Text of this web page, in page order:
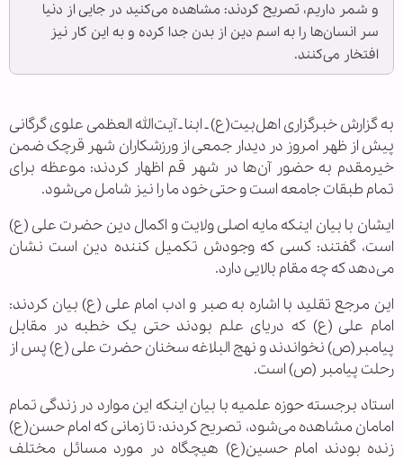
و شمر داریم، تصریح کردند: مشاهده می‌کنید در جایی از دنیا
سر انسان‌ها را به اسم دین از بدن جدا کرده و به این کار نیز
افتخار می‌کنند.
به گزارش خبرگزاری اهل‌بیت(ع) ـ ابنا ـ آیت‌الله العظمی علوی گرگانی
پیش از ظهر امروز در دیدار جمعی از ورزشکاران شهر قرچک ضمن
خیرمقدم به حضور آن‌ها در شهر قم اظهار کردند: موعظه برای
تمام طبقات جامعه است و حتی خود ما را نیز شامل می‌شود.
ایشان با بیان اینکه مایه اصلی ولایت و اکمال دین حضرت علی (ع)
است، گفتند: کسی که وجودش تکمیل کننده دین است نشان
می‌دهد که چه مقام بالایی دارد.
این مرجع تقلید با اشاره به صبر و ادب امام علی (ع) بیان کردند:
امام علی (ع) که دریای علم بودند حتی یک خطبه در مقابل
پیامبر(ص) نخواندند و نهج البلاغه سخنان حضرت علی (ع) پس از
رحلت پیامبر (ص) است.
استاد برجسته حوزه علمیه با بیان اینکه این موارد در زندگی تمام
امامان مشاهده می‌شود، تصریح کردند: تا زمانی که امام حسن(ع)
زنده بودند امام حسین(ع) هیچگاه در مورد مسائل مختلف